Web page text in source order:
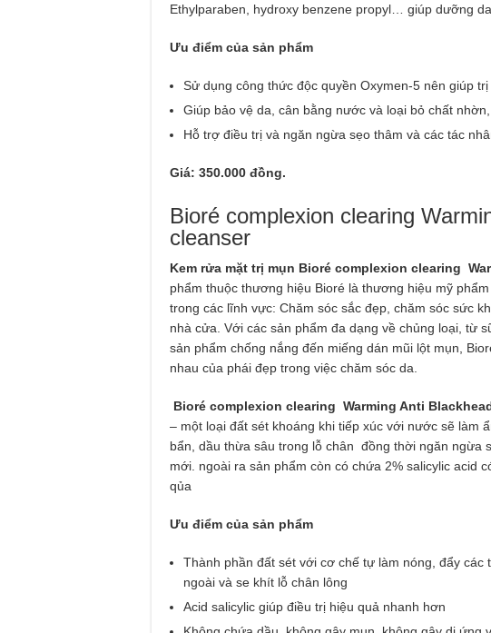
Ethylparaben, hydroxy benzene propyl… giúp dưỡng
Ưu điểm của sản phẩm
Sử dụng công thức độc quyền Oxymen-5 nên giúp
Giúp bảo vệ da, cân bằng nước và loại bỏ chất
Hỗ trợ điều trị và ngăn ngừa sẹo thâm và các tác
Giá: 350.000 đồng.
Bioré complexion clearing
cleanser
Kem rửa mặt trị mụn Bioré complexion clearing
phẩm thuộc thương hiệu Bioré là thương hiệu mỹ
trong các lĩnh vực: Chăm sóc sắc đẹp, chăm sóc sức
nhà cửa. Với các sản phẩm đa dạng về chủng loại, từ
sản phẩm chống nắng đến miếng dán mũi lột mụn,
nhau của phái đẹp trong việc chăm sóc da.
Bioré complexion clearing Warming Anti
– một loại đất sét khoáng khi tiếp xúc với nước sẽ làm
bẩn, dầu thừa sâu trong lỗ chân đồng thời ngăn ngừa
mới. ngoài ra sản phẩm còn có chứa 2% salicylic acid
qủa
Ưu điểm của sản phẩm
Thành phần đất sét với cơ chế tự làm nóng, đẩy các
ngoài và se khít lỗ chân lông
Acid salicylic giúp điều trị hiệu quả nhanh hơn